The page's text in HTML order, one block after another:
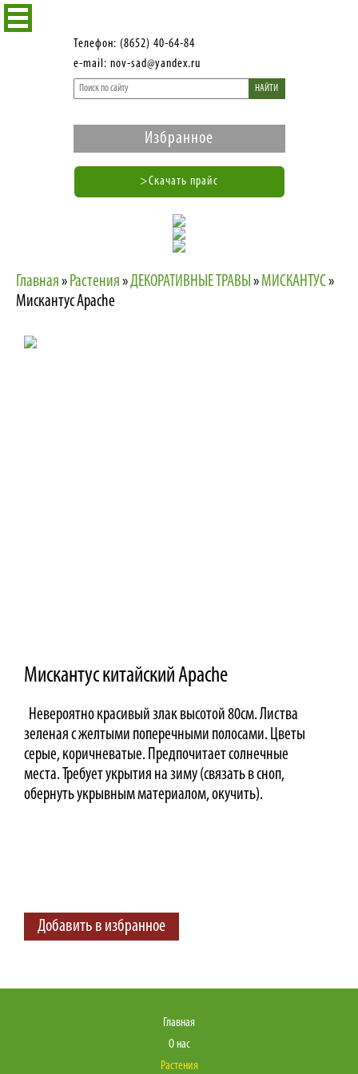
Телефон: (8652) 40-64-84
e-mail: nov-sad@yandex.ru
НАЙТИ
Избранное
>Скачать прайс
Главная» Растения»ДЕКОРАТИВНЫЕ ТРАВЫ »МИСКАНТУС»
Мискантус Apache
Мискантус китайский Apache
Невероятно красивый злак высотой 80см. Листва
зеленая с желтыми поперечными полосами. Цветы
серые, коричневатые. Предпочитает солнечные
места. Требует укрытия на зиму (связать в сноп,
обернуть укрывным материалом, окучить).
Добавить в избранное
Главная
О нас
Растения